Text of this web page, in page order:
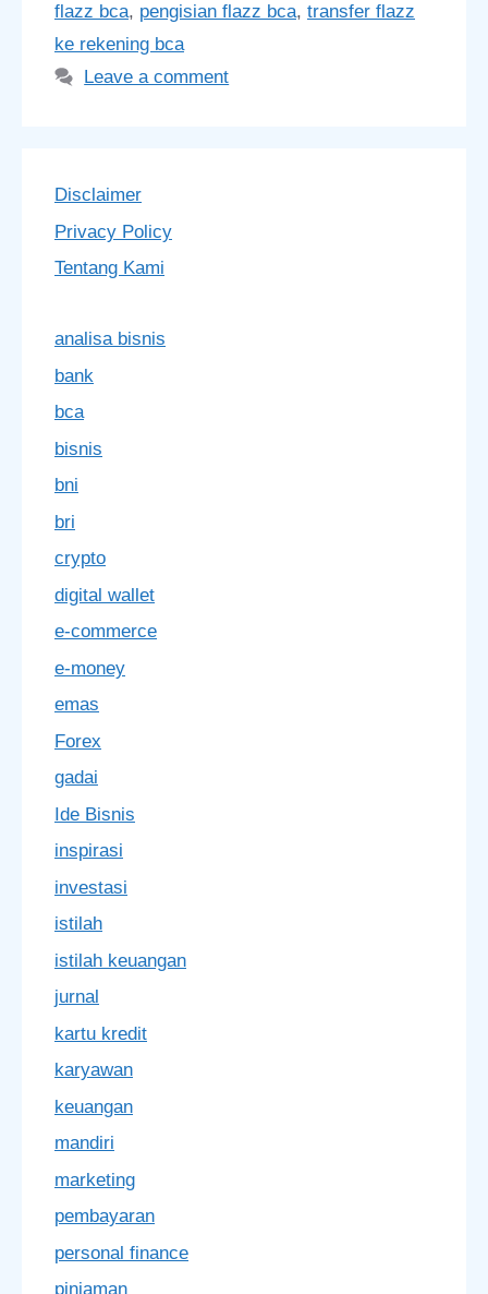
flazz bca, pengisian flazz bca, transfer flazz
ke rekening bca
Leave a comment
Disclaimer
Privacy Policy
Tentang Kami
analisa bisnis
bank
bca
bisnis
bni
bri
crypto
digital wallet
e-commerce
e-money
emas
Forex
gadai
Ide Bisnis
inspirasi
investasi
istilah
istilah keuangan
jurnal
kartu kredit
karyawan
keuangan
mandiri
marketing
pembayaran
personal finance
pinjaman